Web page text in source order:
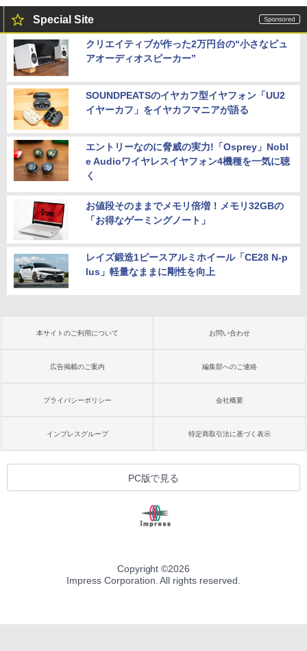
Special Site
クリエイティブが作った2万円台の“小さなピュ
アオーディオスピーカー”
SOUNDPEATSのイヤカフ型イヤフォン「UU2
イヤーカフ」をイヤカフマニアが語る
エントリーなのに脅威の実力!「Osprey」Nobl
e Audioワイヤレスイヤフォン4機種を一気に聴
く
お値段そのままでメモリ倍増！メモリ32GBの
「お得なゲーミングノート」
レイズ鍛造1ピースアルミホイール「CE28 N-p
lus」軽量なままに剛性を向上
本サイトのご利用について お問い合わせ
広告掲載のご案内 編集部へのご連絡
プライバシーポリシー 会社概要
インプレスグループ 特定商取引法に基づく表示
PC版で見る
Copyright ©2026
Impress Corporation. All rights reserved.